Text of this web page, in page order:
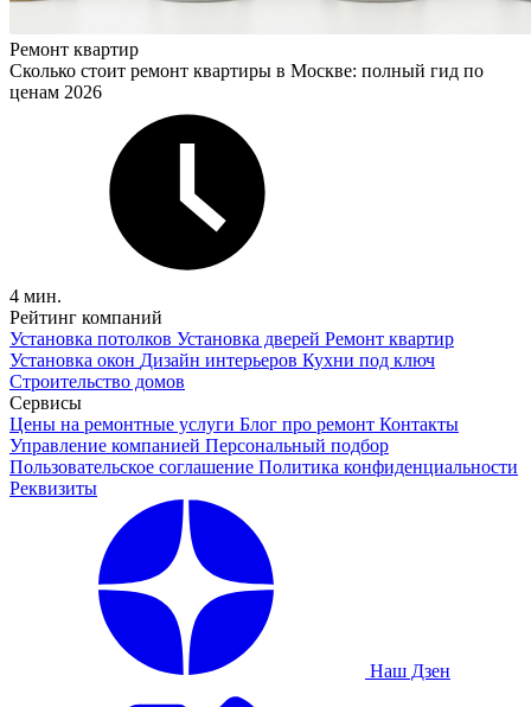
Ремонт квартир
Сколько стоит ремонт квартиры в Москве: полный гид по
ценам 2026
4 мин.
Рейтинг компаний
Установка потолков Установка дверей Ремонт квартир
Установка окон Дизайн интерьеров Кухни под ключ
Строительство домов
Сервисы
Цены на ремонтные услуги Блог про ремонт Контакты
Управление компанией Персональный подбор
Пользовательское соглашение Политика конфиденциальности
Реквизиты
Наш Дзен